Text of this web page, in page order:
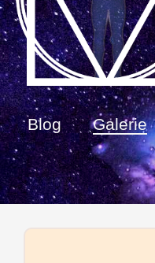
Blog Galerie